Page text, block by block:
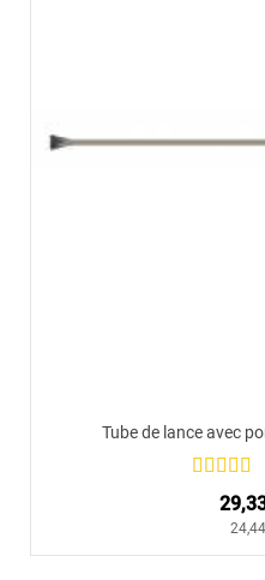
Tube de lance avec